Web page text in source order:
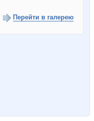
Перейти в галерею